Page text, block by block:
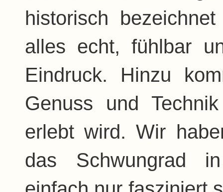
historisch
alles echt, fühlbar
Eindruck. Hinzu
Genuss und
erlebt wird. Wir
das Schwungrad